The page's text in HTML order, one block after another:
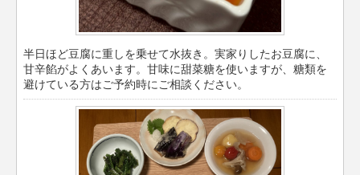
半日ほど豆腐に重しを乗せて水抜き。実家りしたお豆腐に、
甘辛餡がよくあいます。甘味に甜菜糖を使いますが、糖類を
避けている方はご予約時にご相談ください。